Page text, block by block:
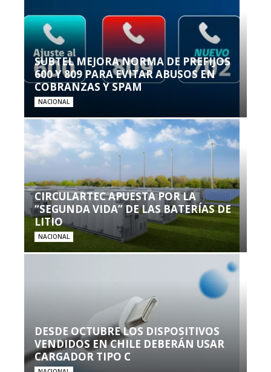
SUBTEL MEJORA NORMA DE PREFIJOS
600 Y 809 PARA EVITAR ABUSOS EN
COBRANZAS Y SPAM
NACIONAL
CIRCULARTEC APUESTA POR LA
“SEGUNDA VIDA” DE LAS BATERÍAS DE
LITIO
NACIONAL
DESDE OCTUBRE LOS DISPOSITIVOS
VENDIDOS EN CHILE DEBERÁN USAR
CARGADOR TIPO C